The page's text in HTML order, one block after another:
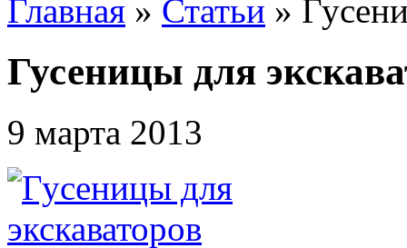
Главная » Статьи »
Гусеницы для
9 марта 2013